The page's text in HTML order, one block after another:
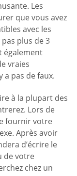
Les
que vous avez
avec les
plus de 3
également
vraies
a pas de faux.
à la plupart des
Lors de
fournir votre
Après avoir
d’écrire le
de votre
chez un